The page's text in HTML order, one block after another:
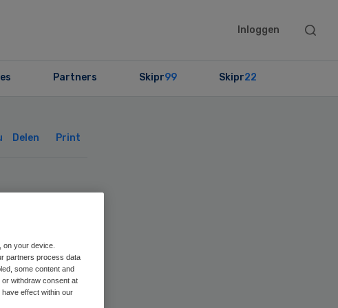
Inloggen
Search
Partners Skipr99 Skipr22
Delen Print
your device.
partners process data
some content and
withdraw consent at
effect within our